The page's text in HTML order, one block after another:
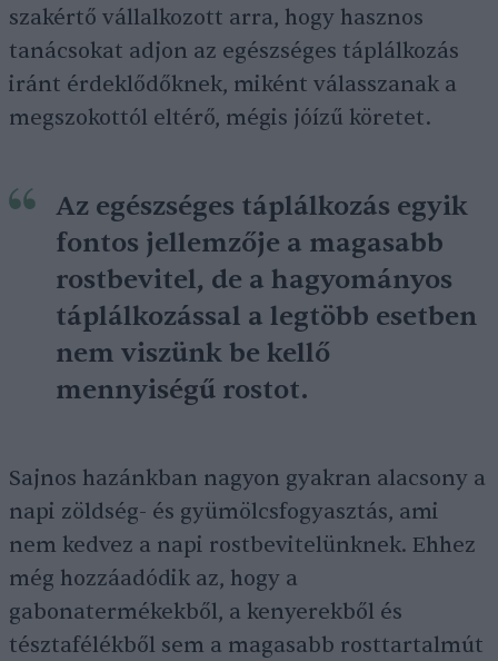
szakértő vállalkozott arra, hogy hasznos
tanácsokat adjon az egészséges táplálkozás
iránt érdeklődőknek, miként válasszanak a
megszokottól eltérő, mégis jóízű köretet.
Az egészséges táplálkozás egyik
fontos jellemzője a magasabb
rostbevitel, de a hagyományos
táplálkozással a legtöbb esetben
nem viszünk be kellő
mennyiségű rostot.
Sajnos hazánkban nagyon gyakran alacsony a
napi zöldség- és gyümölcsfogyasztás, ami
nem kedvez a napi rostbevitelünknek. Ehhez
még hozzáadódik az, hogy a
gabonatermékekből, a kenyerekből és
tésztafélékből sem a magasabb rosttartalmút